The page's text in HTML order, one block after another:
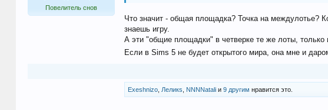
Повелитель снов
Что значит - общая площадка? Точка на междулотье?
знаешь игру.
А эти "общие площадки" в четверке те же лоты, только
Если в Sims 5 не будет открытого мира, она мне и
Exeshnizo, Леликs NNNNataliи 9 другим нравится это.